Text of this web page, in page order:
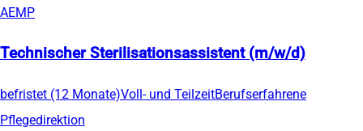
AEMP
Technischer Sterilisationsassistent (m/w/d)
befristet (12 Monate)Voll- und TeilzeitBerufserfahrene
Pflegedirektion